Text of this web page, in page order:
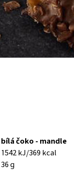
bílá čoko - mandle
1542 kJ/369 kcal
36 g